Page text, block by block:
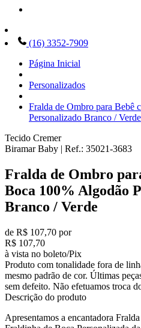
(16) 3352-7909
Página Inicial
Personalizados
Fralda de Ombro para Bebê
Personalizado Branco / Verde
Tecido Cremer
Biramar Baby | Ref.: 35021-3683
Fralda de Ombro
Boca 100% Algodão
Branco / Verde
de R$ 107,70 por
R$ 107,70
à vista no boleto/Pix
Produto com tonalidade fora de
mesmo padrão de cor. Últimas
sem defeito. Não efetuamos troca
Descrição do produto
Apresentamos a encantadora